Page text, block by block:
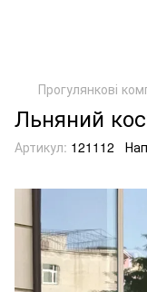
Прогулянкові
Льняний
Артикул: 121112